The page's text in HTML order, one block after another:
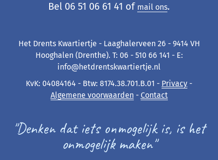
Bel 06 51 06 61 41 of mail ons.
Het Drents Kwartiertje - Laaghalerveen 26 - 9414 VH
Hooghalen (Drenthe). T: 06 - 510 66 141 - E:
info@hetdrentskwartiertje.nl
KvK: 04084164 - Btw: 8174.38.701.B.01 - Privacy -
Algemene voorwaarden - Contact
"Denken dat iets onmogelijk is, is het
onmogelijk maken"